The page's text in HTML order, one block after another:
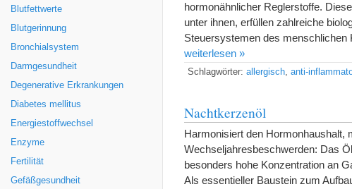
Blutfettwerte
Blutgerinnung
Bronchialsystem
Darmgesundheit
Degenerative Erkrankungen
Diabetes mellitus
Energiestoffwechsel
Enzyme
Fertilität
Gefäßgesundheit
hormonähnlicher Reglerstoffe.
unter ihnen, erfüllen zahlreiche
Steuersystemen des
weiterlesen »
Schlagwörter: allergisch, anti-
Nachtkerzenöl
Harmonisiert den Hormonhaushalt,
Wechseljahresbeschwerden: Das
besonders hohe Konzentration an
Als essentieller Baustein zum